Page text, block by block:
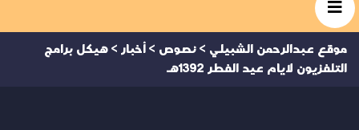
موقع عبدالرحمن الشبيلي > نصوص > أخبار > هيكل برامج
التلفزيون لايام عيد الفطر 1392هـ